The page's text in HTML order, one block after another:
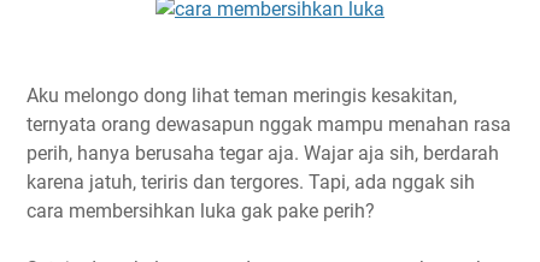
Aku melongo dong lihat teman meringis kesakitan,
ternyata orang dewasapun nggak mampu menahan rasa
perih, hanya berusaha tegar aja. Wajar aja sih, berdarah
karena jatuh, teriris dan tergores. Tapi, ada nggak sih
cara membersihkan luka gak pake perih?